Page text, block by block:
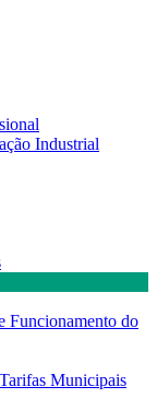
Industrial
Funcionamento do
Municipais